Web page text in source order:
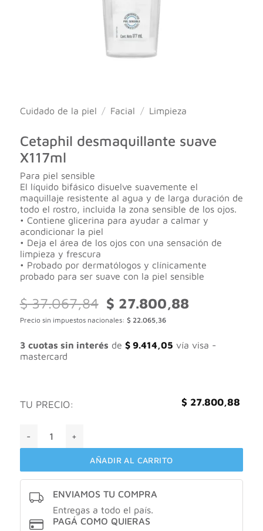
Cuidado de la piel / Facial / Limpieza
Cetaphil desmaquillante suave
X117ml
Para piel sensible
El líquido bifásico disuelve suavemente el
maquillaje resistente al agua y de larga duración de
todo el rostro, incluida la zona sensible de los ojos.
• Contiene glicerina para ayudar a calmar y
acondicionar la piel
• Deja el área de los ojos con una sensación de
limpieza y frescura
• Probado por dermatólogos y clínicamente
probado para ser suave con la piel sensible
$37.067,84
El
precio
original
$ 37.067,84.
$ 27.800,88El
precio
$ 27.800,88.
Precio sin impuestos nacionales: $ 22.065,36
3 cuotas sin interés de $9.414,05 vía visa -
mastercard
TU PRECIO: $ 27.800,88
AÑADIR AL CARRITO
ENVIAMOS TU COMPRA
Entregas a todo el país.
PAGÁ COMO QUIERAS